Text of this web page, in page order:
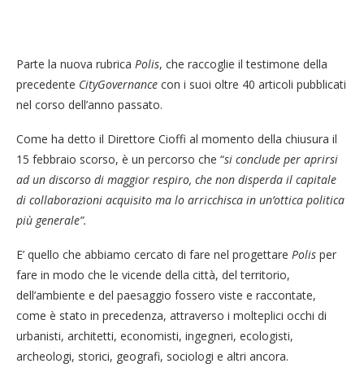
Parte la nuova rubrica Polis, che raccoglie il testimone della
precedente CityGovernance con i suoi oltre 40 articoli pubblicati
nel corso dell’anno passato.
Come ha detto il Direttore Cioffi al momento della chiusura il
15 febbraio scorso, è un percorso che “si conclude per aprirsi
ad un discorso di maggior respiro, che non disperda il capitale
di collaborazioni acquisito ma lo arricchisca in un’ottica politica
più generale”.
E’ quello che abbiamo cercato di fare nel progettare Polis per
fare in modo che le vicende della città, del territorio,
dell’ambiente e del paesaggio fossero viste e raccontate,
come è stato in precedenza, attraverso i molteplici occhi di
urbanisti, architetti, economisti, ingegneri, ecologisti,
archeologi, storici, geografi, sociologi e altri ancora.